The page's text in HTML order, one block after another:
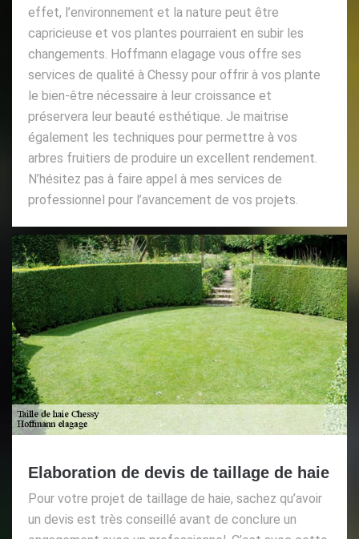
effet, l’environnement et la nature peut être
capricieuse et vos plantes pourraient en subir les
changements. Hoffmann elagage vous offre ses
services de qualité à Chessy pour offrir à vos plante
le bien-être nécessaire à leur croissance et
préservera leur beauté esthétique. Je maitrise
également les techniques pour permettre à vos
arbres fruitiers de produire un excellent rendement.
N’hésitez pas à faire appel à mes services de
professionnel pour l’avancement de vos projets.
Elaboration de devis de taillage de haie
Pour votre projet de taillage de haie, sachez qu’avoir
un devis est très conseillé avant de conclure un